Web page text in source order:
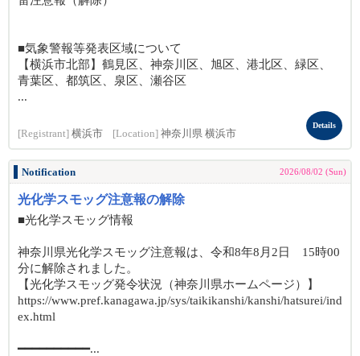
■気象警報等発表区域について
【横浜市北部】鶴見区、神奈川区、旭区、港北区、緑区、
青葉区、都筑区、泉区、瀬谷区
...
[Registrant] 横浜市 [Location] 神奈川県 横浜市
Details
Notification 2026/08/02 (Sun)
光化学スモッグ注意報の解除
■光化学スモッグ情報
神奈川県光化学スモッグ注意報は、令和8年8月2日 15時00
分に解除されました。
【光化学スモッグ発令状況（神奈川県ホームページ）】
https://www.pref.kanagawa.jp/sys/taikikanshi/kanshi/hatsurei/ind
ex.html
━━━━━━━━━━...